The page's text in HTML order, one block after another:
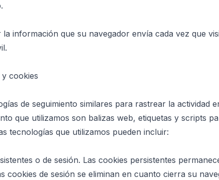
información que su navegador envía cada vez que
cookies
de seguimiento similares para rastrear la actividad
que utilizamos son balizas web, etiquetas y
tecnologías que utilizamos pueden incluir:
o de sesión. Las cookies persistentes
cookies de sesión se eliminan en cuanto cierra su